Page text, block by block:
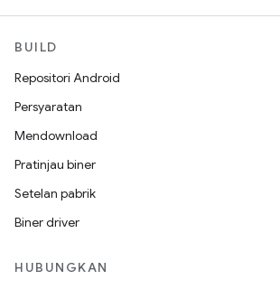
BUILD
Repositori Android
Persyaratan
Mendownload
Pratinjau biner
Setelan pabrik
Biner driver
HUBUNGKAN